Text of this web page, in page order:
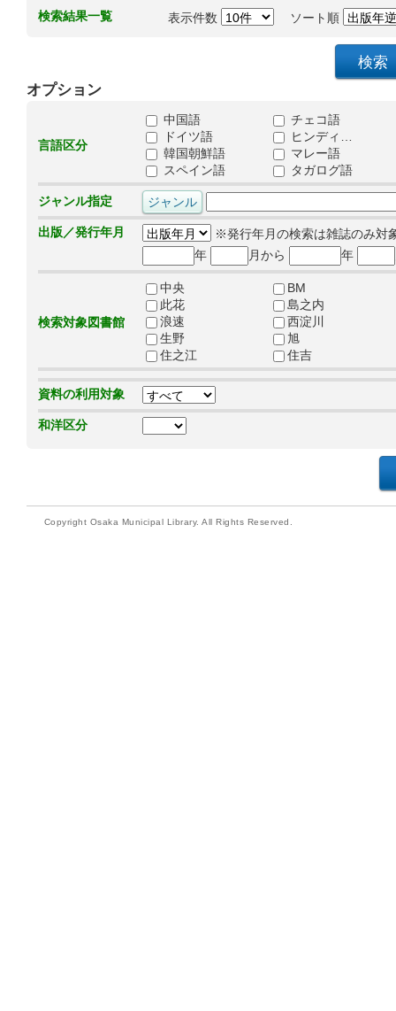
検索結果一覧 表示件数 ソート順
オプション
言語区分
中国語
チェコ語
ドイツ語
ヒンディ…
韓国朝鮮語
マレー語
スペイン語
タガログ語
ジャンル指定
出版／発行年月
※発行年月の検索は雑誌のみ対
年
月から 年
検索対象図書館
中央
BM
此花
島之内
浪速
西淀川
生野
旭
住之江
住吉
資料の利用対象
和洋区分
Copyright Osaka Municipal Library. All Rights Reserved.